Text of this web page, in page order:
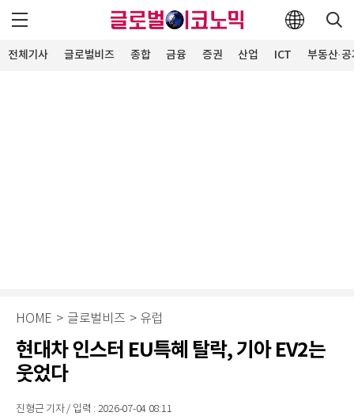
전체기사 글로벌비즈 종합 금융 증권 산업 ICT 부동산·
HOME > 글로벌비즈 > 유럽
현대차 인스터 EU특혜 탈락, 기아 EV2는
웃었다
진형근 기자 / 입력 : 2026-07-04 08:11